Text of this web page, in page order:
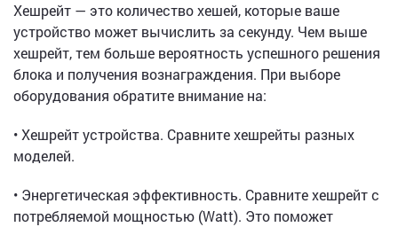
Хешрейт — это количество хешей, которые ваше
устройство может вычислить за секунду. Чем выше
хешрейт, тем больше вероятность успешного решения
блока и получения вознаграждения. При выборе
оборудования обратите внимание на:
• Хешрейт устройства. Сравните хешрейты разных
моделей.
• Энергетическая эффективность. Сравните хешрейт с
потребляемой мощностью (Watt). Это поможет